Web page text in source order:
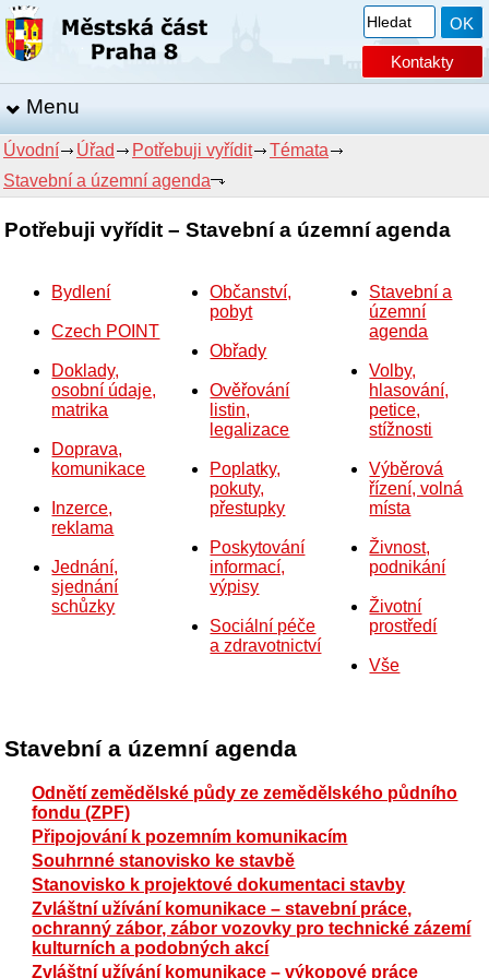
Kontakty
Menu
Úvodní Úřad Potřebuji vyřídit
Témata
Stavební a územní agenda
Potřebuji vyřídit – Stavební a územní agenda
Bydlení
Czech POINT
Doklady,
osobní údaje,
matrika
Doprava,
komunikace
Inzerce,
reklama
Jednání,
sjednání
schůzky
Občanství,
pobyt
Obřady
Ověřování
listin,
legalizace
Poplatky,
pokuty,
přestupky
Poskytování
informací,
výpisy
Sociální péče
a zdravotnictví
Stavební a
územní
agenda
Volby,
hlasování,
petice,
stížnosti
Výběrová
řízení, volná
místa
Živnost,
podnikání
Životní
prostředí
Vše
Stavební a územní agenda
Odnětí zemědělské půdy ze zemědělského půdního
fondu (ZPF)
Připojování k pozemním komunikacím
Souhrnné stanovisko ke stavbě
Stanovisko k projektové dokumentaci stavby
Zvláštní užívání komunikace – stavební práce,
ochranný zábor, zábor vozovky pro technické zázemí
kulturních a podobných akcí
Zvláštní užívání komunikace – výkopové práce